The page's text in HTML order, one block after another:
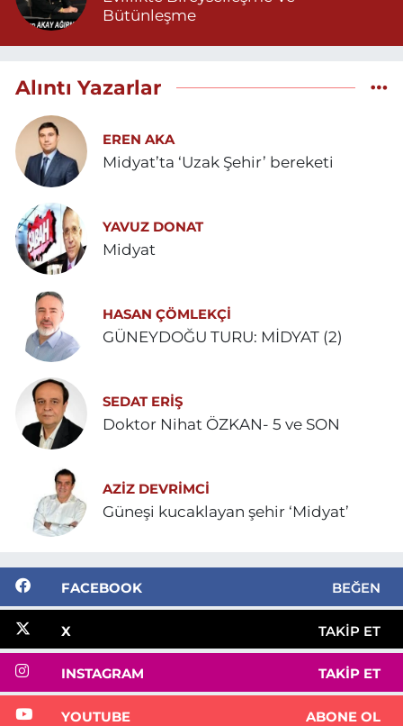
Bütünleşme
Alıntı Yazarlar
EREN AKA
Midyat’ta ‘Uzak Şehir’ bereketi
YAVUZ DONAT
Midyat
HASAN ÇÖMLEKÇİ
GÜNEYDOĞU TURU: MİDYAT (2)
SEDAT ERİŞ
Doktor Nihat ÖZKAN- 5 ve SON
AZIZ DEVRIMCI
Güneşi kucaklayan şehir ‘Midyat’
FACEBOOK BEĞEN
X TAKIP ET
INSTAGRAM TAKIP ET
YOUTUBE ABONE OL